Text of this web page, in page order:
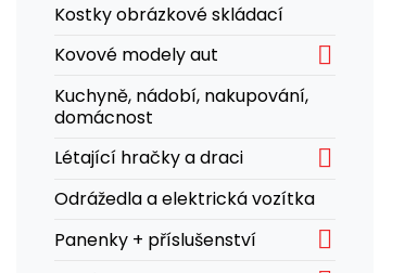
Kostky obrázkové skládací
Kovové modely aut

Kuchyně, nádobí, nakupování,
domácnost
Létající hračky a draci

Odrážedla a elektrická vozítka
Panenky + příslušenství
